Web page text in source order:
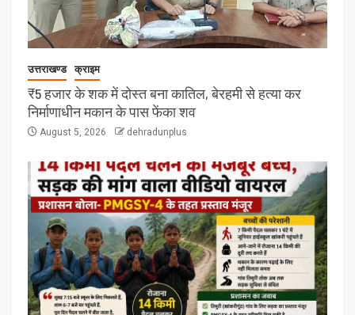
उत्तराखण्ड क्राइम
₹5 हजार के शक में दोस्त बना कातिल, बेरहमी से हत्या कर
निर्माणाधीन मकान के पास फेंका शव
August 5, 2026 dehradunplus